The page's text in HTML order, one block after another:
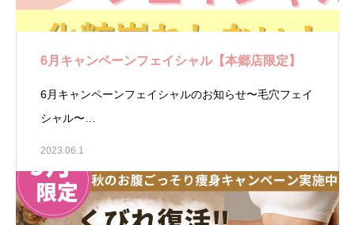
6月キャンペーンフェイシャル【本郷店限定】
6月キャンペーンフェイシャルのお知らせ〜毛穴フェイ
シャル〜…
2023.06.1